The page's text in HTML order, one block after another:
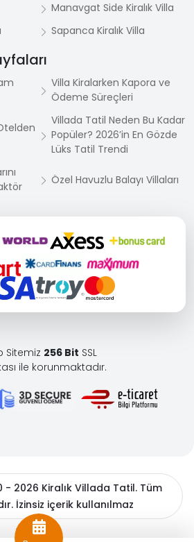
Manavgat Side Kiralık Villa
Sapanca Kiralık Villa
Villa Kiralarken Kapora ve
Ödeme Süreçleri
Villada Tatil Neden Bu Kadar
Popüler? 2026’in En Gözde
Lüks Tatil Trendi
Özel Havuzlu Balayı Villaları
Sitemiz 256 Bit SSL
ile korunmaktadır.
- 2026 Kiralık Villada Tatil. Tüm
İzinsiz içerik kullanılmaz
BöcekSoft